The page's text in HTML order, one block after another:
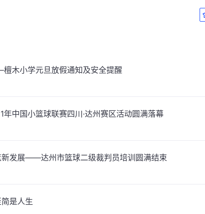
航 ——檀木小学元旦放假通知及安全提醒
中国小篮球联赛四川·达州赛区活动圆满落幕
发展——达州市篮球二级裁判员培训圆满结束
是人生